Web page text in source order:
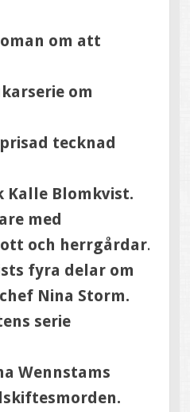
om att
om
tecknad
Kalle Blomkvist.
med
och herrgårdar.
fyra delar om
Nina Storm.
serie
Wennstams